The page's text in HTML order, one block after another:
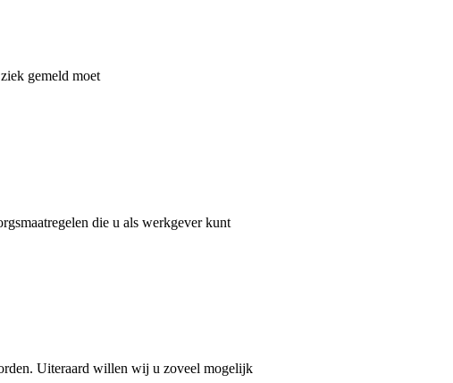
gemeld moet
die u als werkgever kunt
Uiteraard willen wij u zoveel mogelijk